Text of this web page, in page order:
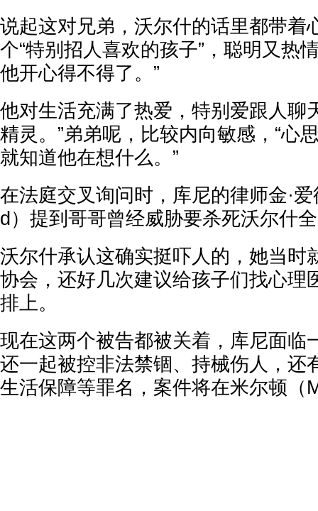
说起这对兄弟，沃尔什的话里都带着
个“特别招人喜欢的孩子”，聪明又热
他开心得不得了。”
他对生活充满了热爱，特别爱跟人聊
精灵。”弟弟呢，比较内向敏感，“心
就知道他在想什么。”
在法庭交叉询问时，库尼的律师金·
d）提到哥哥曾经威胁要杀死沃尔什
沃尔什承认这确实挺吓人的，她当时
协会，还好几次建议给孩子们找心理
排上。
现在这两个被告都被关着，库尼面临
还一起被控非法禁锢、持械伤人，还
生活保障等罪名，案件将在米尔顿（